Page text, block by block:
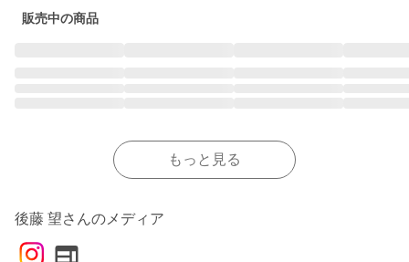
販売中の商品
もっと見る
後藤 望さんのメディア